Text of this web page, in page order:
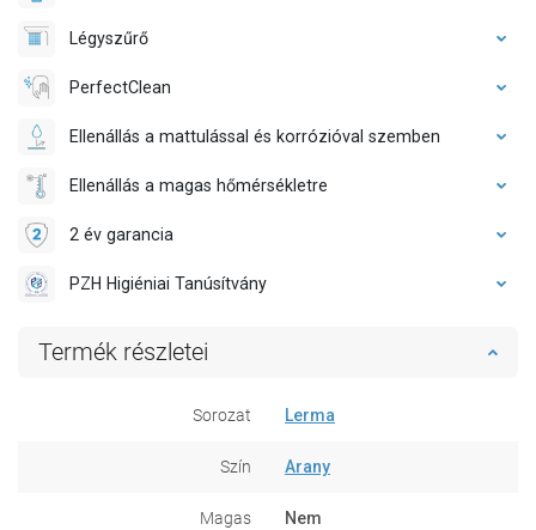
Légyszűrő
PerfectClean
Ellenállás a mattulással és korrózióval szemben
Ellenállás a magas hőmérsékletre
2 év garancia
PZH Higiéniai Tanúsítvány
Termék részletei
Sorozat Lerma
Szín Arany
Magas Nem